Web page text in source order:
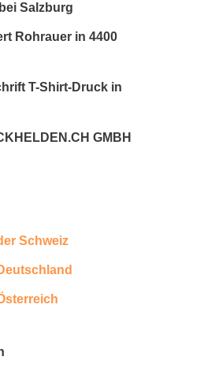
Salzburg
Rohrauer in 4400
T-Shirt-Druck in
GMBH
Schweiz